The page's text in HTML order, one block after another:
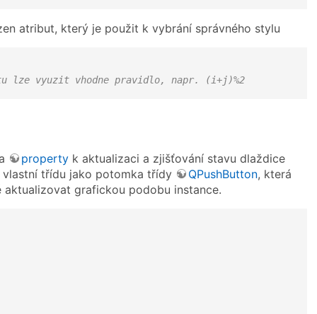
atribut, který je použit k vybrání správného stylu
lze vyuzit vhodne pravidlo, napr. (i+j)%2
property k aktualizaci a zjišťování stavu dlaždice
třídu jako potomka třídy
QPushButton, která
grafickou podobu instance.